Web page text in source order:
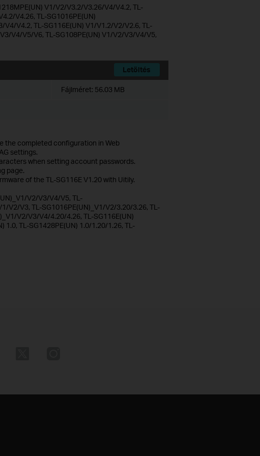
V1/V2/V3.2/V3.26/V4/V4.2, TL-
V4.26, TL-SG1016PE(UN)
V4.2, TL-SG116E(UN) V1/V1.2/V2/V2.6, TL-
V4/V5/V6, TL-SG108PE(UN) V1/V2/V3/V4/V5,
Letöltés
Fájlméret: 56.03 MB
the completed configuration in Web
settings.
when setting account passwords.
page.
of the TL-SG116E V1.20 with Uitily.
V2/V3/V4/V5, TL-
V2/V3, TL-SG1016PE(UN)_V1/V2/3.20/3.26, TL-
V2/V3/V4/4.20/4.26, TL-SG116E(UN)
1.0, TL-SG1428PE(UN) 1.0/1.20/1.26, TL-